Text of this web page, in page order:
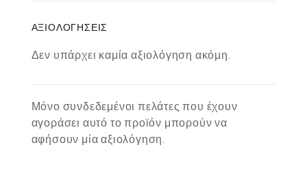
ΑΞΙΟΛΟΓΉΣΕΙΣ
Δεν υπάρχει καμία αξιολόγηση ακόμη.
Μόνο συνδεδεμένοι πελάτες που έχουν
αγοράσει αυτό το προϊόν μπορούν να
αφήσουν μία αξιολόγηση.